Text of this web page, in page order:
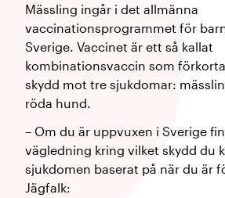
Mässling ingår i det allmänna
vaccinationsprogrammet för
Sverige. Vaccinet är ett så kallat
kombinationsvaccin som
skydd mot tre sjukdomar:
röda hund.
– Om du är uppvuxen i Sverige
vägledning kring vilket skydd du
sjukdomen baserat på när du är
Jägfalk: